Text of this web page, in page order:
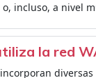
incluso, a nivel
la red
incorporan